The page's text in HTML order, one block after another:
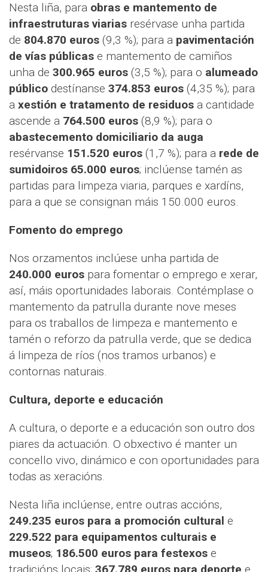
Nesta liña, para obras e mantemento de
infraestruturas viarias resérvase unha partida
de 804.870 euros (9,3 %); para a pavimentación
de vías públicas e mantemento de camiños
unha de 300.965 euros (3,5 %); para o alumeado
público destínanse 374.853 euros (4,35 %); para
a xestión e tratamento de residuos a cantidade
ascende a 764.500 euros (8,9 %); para o
abastecemento domiciliario da auga
resérvanse 151.520 euros (1,7 %); para a rede de
sumidoiros 65.000 euros; inclúense tamén as
partidas para limpeza viaria, parques e xardíns,
para a que se consignan máis 150.000 euros.
Fomento do emprego
Nos orzamentos inclúese unha partida de
240.000 euros para fomentar o emprego e xerar,
así, máis oportunidades laborais. Contémplase o
mantemento da patrulla durante nove meses
para os traballos de limpeza e mantemento e
tamén o reforzo da patrulla verde, que se dedica
á limpeza de ríos (nos tramos urbanos) e
contornas naturais.
Cultura, deporte e educación
A cultura, o deporte e a educación son outro dos
piares da actuación. O obxectivo é manter un
concello vivo, dinámico e con oportunidades para
todas as xeracións.
Nesta liña inclúense, entre outras accións,
249.235 euros para a promoción cultural e
229.522 para equipamentos culturais e
museos; 186.500 euros para festexos e